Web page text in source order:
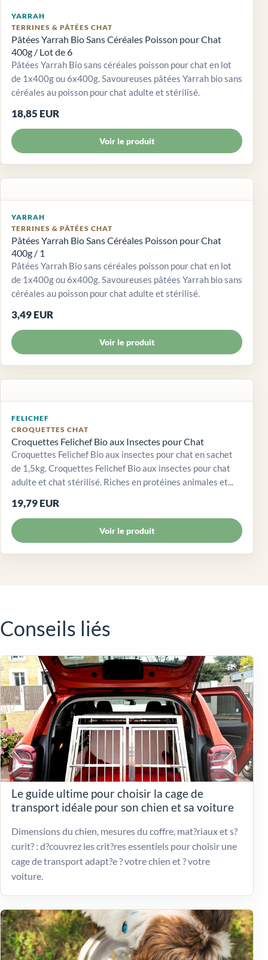
YARRAH
TERRINES & PÂTÉES CHAT
Pâtées Yarrah Bio Sans Céréales Poisson pour Chat
400g / Lot de 6
Pâtées Yarrah Bio sans céréales poisson pour chat en lot
de 1x400g ou 6x400g. Savoureuses pâtées Yarrah bio sans
céréales au poisson pour chat adulte et stérilisé.
18,85 EUR
Voir le produit
YARRAH
TERRINES & PÂTÉES CHAT
Pâtées Yarrah Bio Sans Céréales Poisson pour Chat
400g / 1
Pâtées Yarrah Bio sans céréales poisson pour chat en lot
de 1x400g ou 6x400g. Savoureuses pâtées Yarrah bio sans
céréales au poisson pour chat adulte et stérilisé.
3,49 EUR
Voir le produit
FELICHEF
CROQUETTES CHAT
Croquettes Felichef Bio aux Insectes pour Chat
Croquettes Felichef Bio aux insectes pour chat en sachet
de 1,5kg. Croquettes Felichef Bio aux insectes pour chat
adulte et chat stérilisé. Riches en protéines animales et...
19,79 EUR
Voir le produit
Conseils liés
Le guide ultime pour choisir la cage de
transport idéale pour son chien et sa voiture
Dimensions du chien, mesures du coffre, mat?riaux et s?
curit? : d?couvrez les crit?res essentiels pour choisir une
cage de transport adapt?e ? votre chien et ? votre
voiture.